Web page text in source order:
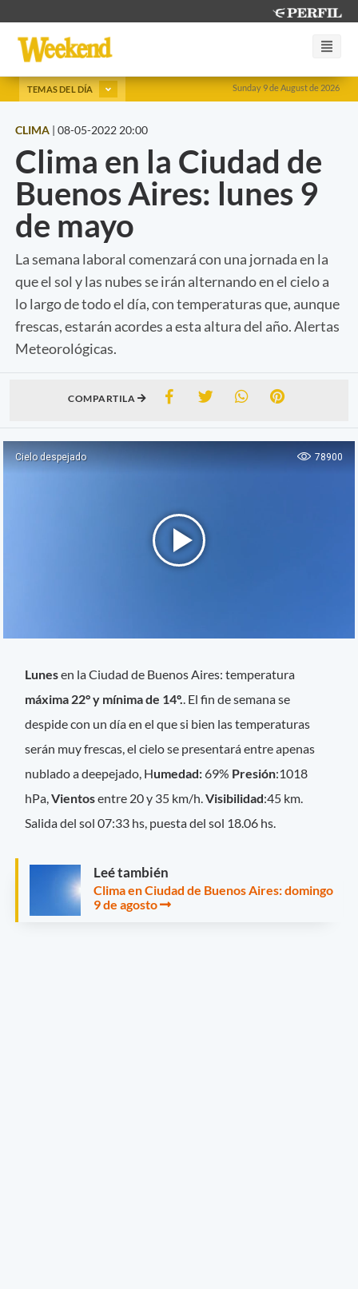
Sunday 9 de August de 2026
TEMAS DEL DÍA
CLIMA | 08-05-2022 20:00
Clima en la Ciudad de
Buenos Aires: lunes 9
de mayo
La semana laboral comenzará con una jornada en la
que el sol y las nubes se irán alternando en el cielo a
lo largo de todo el día, con temperaturas que, aunque
frescas, estarán acordes a esta altura del año. Alertas
Meteorológicas.
COMPARTILA
Lunesen la Ciudad de Buenos Aires: temperatura
máxima 22° y mínima de 14º. . El fin de semana se
despide con un día en el que si bien las temperaturas
serán muy frescas, el cielo se presentará entre apenas
nublado a deepejado, Humedad:69% Presión:1018
hPa,Vientosentre 20 y 35 km/h. Visibilidad:45 km.
Salida del sol 07:33 hs, puesta del sol 18.06 hs.
Leé también
Clima en Ciudad de Buenos Aires: domingo
9 de agosto